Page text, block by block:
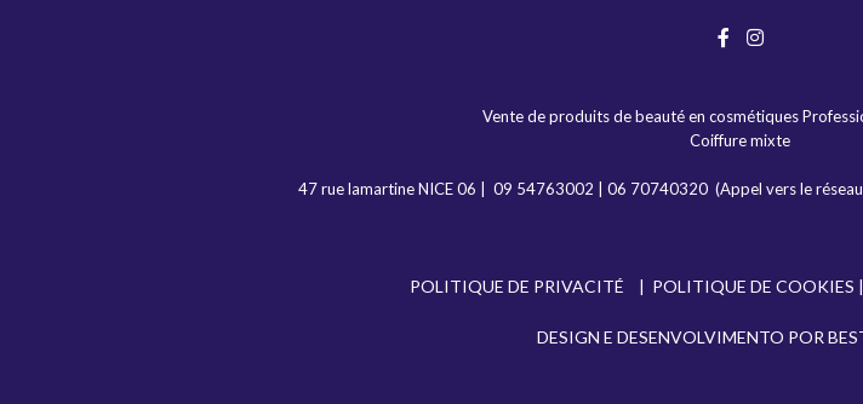
Vente de produits de beauté en cosmétiques
Coiffure mixte
47 rue lamartine NICE 06 09 54763002 06 70740320(Appel vers le
POLITIQUE DE PRIVACITÉ | POLITIQUE DE COOKIES |
DESIGN E DESENVOLVIMENTO POR